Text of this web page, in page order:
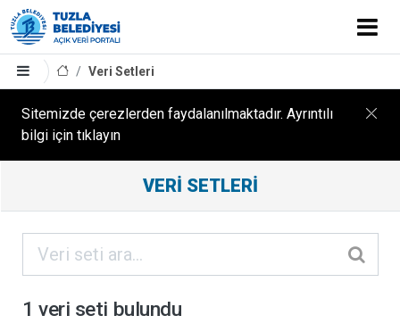
Veri Setleri
Sitemizde çerezlerden faydalanılmaktadır. Ayrıntılı
bilgi için tıklayın
Sonuçları
ORGANIZASYONLAR
KATEGORILER
VERI SETLERI
1 veri seti bulundu